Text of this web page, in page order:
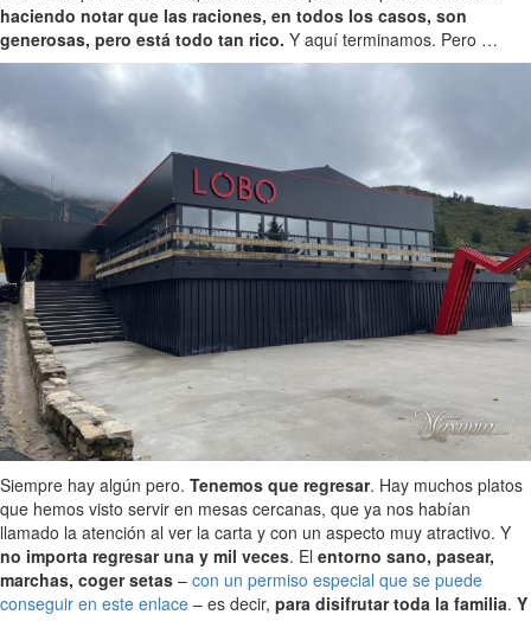
haciendo notar que las raciones, en todos los casos, son
generosas, pero está todo tan rico. Y aquí terminamos. Pero …
Siempre hay algún pero. Tenemos que regresar. Hay muchos platos
que hemos visto servir en mesas cercanas, que ya nos habían
llamado la atención al ver la carta y con un aspecto muy atractivo. Y
no importa regresar una y mil veces. El entorno sano, pasear,
marchas, coger setas – con un permiso especial que se puede
conseguir en este enlace – es decir, para disifrutar toda la familia. Y